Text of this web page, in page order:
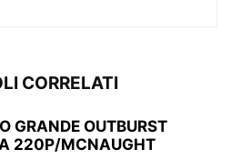
CORRELATI
GRANDE OUTBURST
220P/MCNAUGHT